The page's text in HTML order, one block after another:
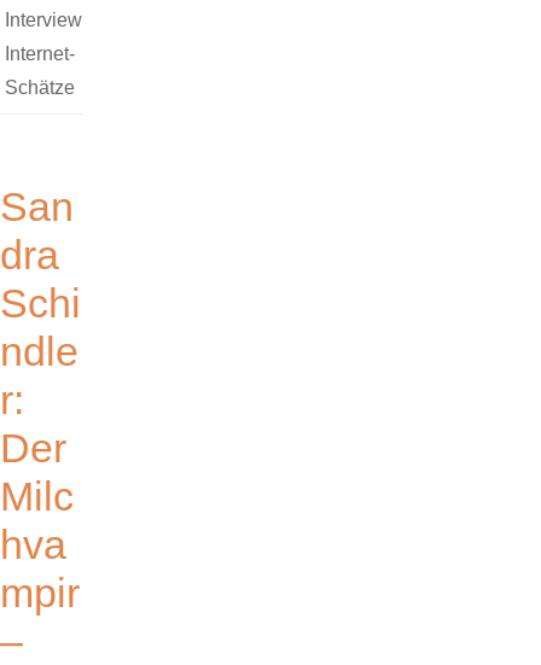
Interview,
Internet-
Schätze
San
dra
Schi
ndle
r:
Der
Milc
hva
mpir
–